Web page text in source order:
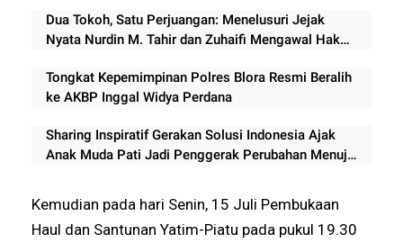
Dua Tokoh, Satu Perjuangan: Menelusuri Jejak
Nyata Nurdin M. Tahir dan Zuhaifi Mengawal Hak
Kubu
Tongkat Kepemimpinan Polres Blora Resmi Beralih
ke AKBP Inggal Widya Perdana
Sharing Inspiratif Gerakan Solusi Indonesia Ajak
Anak Muda Pati Jadi Penggerak Perubahan Menuju
Kemudian pada hari Senin, 15 Juli Pembukaan
Haul dan Santunan Yatim-Piatu pada pukul 19.30